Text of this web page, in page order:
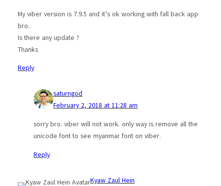
My viber version is 7.9.5 and it’s ok working with fall back app
bro.
Is there any update ?
Thanks
Reply
saturngod
February 2, 2018 at 11:28 am
sorry bro. viber will not work. only way is remove all the
unicode font to see myanmar font on viber.
Reply
Kyaw Zaul Hein